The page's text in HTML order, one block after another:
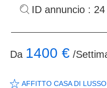
ID annuncio : 24
Da 1400 € /
AFFITTO CASA DI